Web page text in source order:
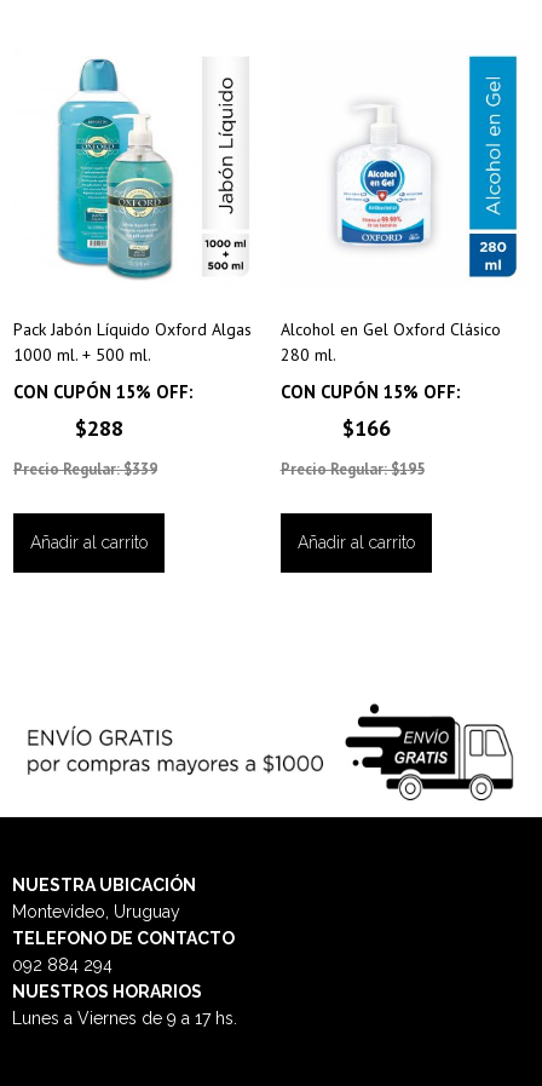
Pack Jabón Líquido Oxford Algas
1000 ml. + 500 ml.
CON CUPÓN 15% OFF:
$288
Precio Regular: $339
Añadir al carrito
Alcohol en Gel Oxford Clásico
280 ml.
CON CUPÓN 15% OFF:
$166
Precio Regular: $195
Añadir al carrito
NUESTRAUBICACIÓN
Montevideo, Uruguay
TELEFONO DE CONTACTO
092 884 294
NUESTROS HORARIOS
Lunes a Viernes de 9 a 17 hs.